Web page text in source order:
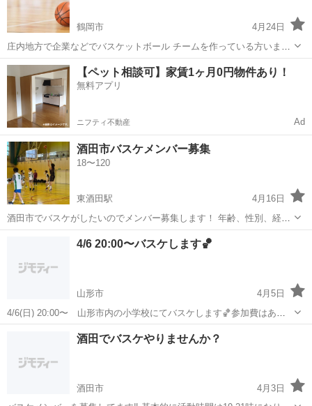
鶴岡市
4月24日
庄内地方で企業などでバスケットボール チームを作っている方いませ
んか？ こちらは鶴岡の会社で毎週体育館を 借りて練習をしていますが
人数などが 集まらないことがあります。 練習試合や合同でできればな
と思い ここで募集させていた...
山形 鶴岡市 バスケットボール バスケ
【ペット相談可】家賃1ヶ月0円物件あり！
無料アプリ
ニフティ不動産 Ad
酒田市バスケメンバー募集
18〜120
東酒田駅
4月16日
酒田市でバスケがしたいのでメンバー募集します！ 年齢、性別、経験
問いません！
バスケットボール
4/6 20:00〜バスケします🏀
山形市
4月5日
4/6(日) 20:00〜 山形市内の小学校にてバスケします🏀参加費はあり
ません😌参加希望の方には場所をお伝えします！どなたでもご参加い
ただけますのでぜひお待ちしております👌
山形市 バスケットボール
酒田でバスケやりませんか？
酒田市
4月3日